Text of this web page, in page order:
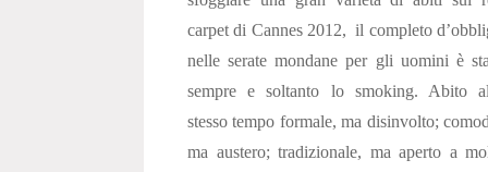
carpet di Cannes 2012, il completo
nelle serate mondane per gli uomini è
sempre e soltanto lo smoking. Abito
stesso tempo formale, ma disinvolto;
ma austero; tradizionale, ma aperto a